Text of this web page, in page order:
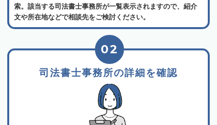
索。該当する司法書士事務所が一覧表示されますので、紹介
文や所在地などで相談先をご検討ください。
司法書士事務所の詳細を確認
02